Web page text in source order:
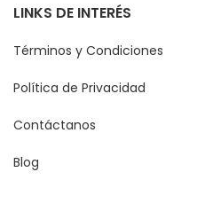
LINKS DE INTERÉS
Términos y Condiciones
Política de Privacidad
Contáctanos
Blog